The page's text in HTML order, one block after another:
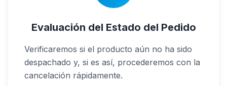
Evaluación del Estado del Pedido
Verificaremos si el producto aún no ha sido
despachado y, si es así, procederemos con la
cancelación rápidamente.